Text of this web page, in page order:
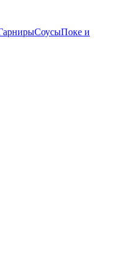
СоусыПоке и